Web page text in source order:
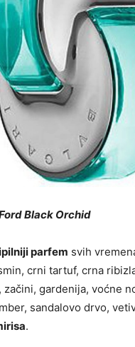
Black Orchid
parfem svih
crni tartuf, crna
gardenija, voćne
sandalovo drvo,
.